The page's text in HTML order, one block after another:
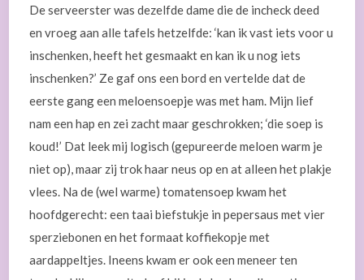
De serveerster was dezelfde dame die de incheck deed
en vroeg aan alle tafels hetzelfde: ‘kan ik vast iets voor u
inschenken, heeft het gesmaakt en kan ik u nog iets
inschenken?’ Ze gaf ons een bord en vertelde dat de
eerste gang een meloensoepje was met ham. Mijn lief
nam een hap en zei zacht maar geschrokken; ‘die soep is
koud!’ Dat leek mij logisch (gepureerde meloen warm je
niet op), maar zij trok haar neus op en at alleen het plakje
vlees. Na de (wel warme) tomatensoep kwam het
hoofdgerecht: een taai biefstukje in pepersaus met vier
sperziebonen en het formaat koffiekopje met
aardappeltjes. Ineens kwam er ook een meneer ten